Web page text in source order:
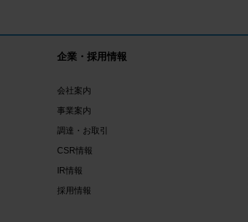
企業・採用情報
会社案内
事業案内
調達・お取引
CSR情報
IR情報
採用情報